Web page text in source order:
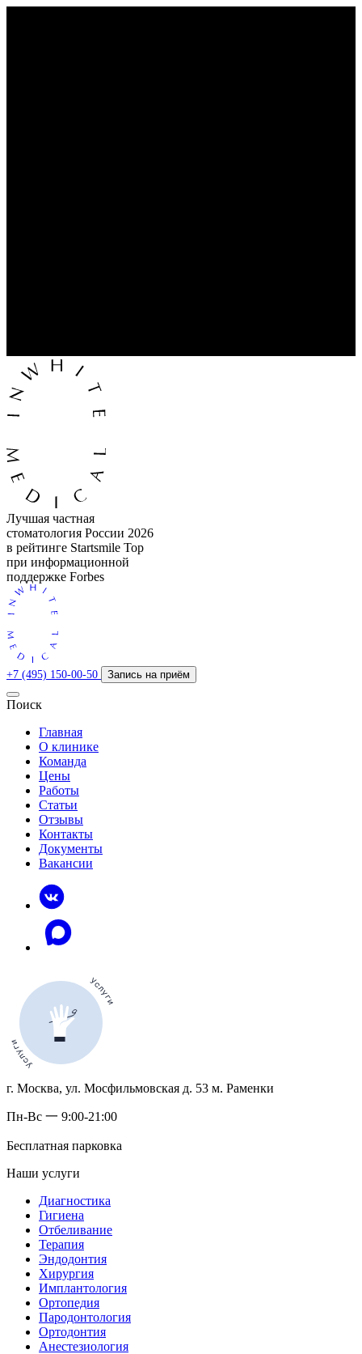
Лучшая частная
стоматология России 2026
в рейтинге Startsmile Top
при информационной
поддержке Forbes
+7 (495) 150-00-50 Запись на приём
Поиск
Главная
О клинике
Команда
Цены
Работы
Статьи
Отзывы
Контакты
Документы
Вакансии
г. Москва, ул. Мосфильмовская д. 53 м. Раменки
Пн-Вс 一 9:00-21:00
Бесплатная парковка
Наши услуги
Диагностика
Гигиена
Отбеливание
Терапия
Эндодонтия
Хирургия
Имплантология
Ортопедия
Пародонтология
Ортодонтия
Анестезиология